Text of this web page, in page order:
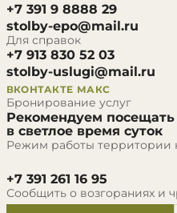
+7 391 9 8888 29
stolby-epo@mail.ru
Для справок
+7 913 830 52 03
stolby-uslugi@mail.ru
ВКОНТАКТЕ МАКС
Бронирование услуг
Рекомендуем посещать
в светлое время суток
Режим работы территории
+7 391 261 16 95
Сообщить о возгораниях и